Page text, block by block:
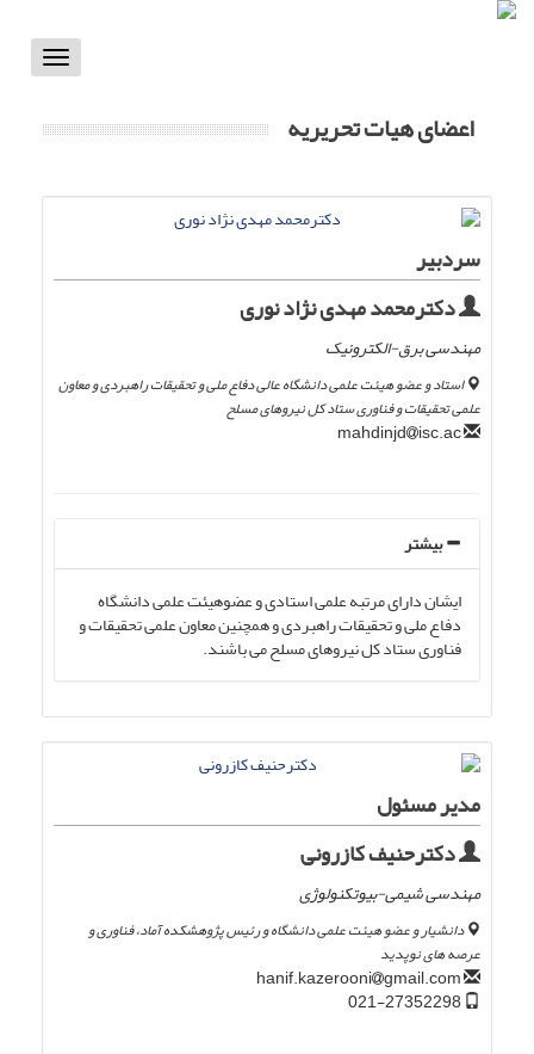
Toggle
اعضای هیات تحریریه
سردبیر
دکترمحمد مهدی نژاد نوری
مهندسی برق-الکترونیک
استاد و عضو هیئت علمی دانشگاه عالی دفاع ملی و تحقیقات راهبردی و معاون
علمی تحقیقات و فناوری ستاد کل نیروهای مسلح
isc.ac
بیشتر
ایشان دارای مرتبه علمی استادی و عضوهیئت علمی دانشگاه
دفاع ملی و تحقیقات راهبردی و همچنین معاون علمی تحقیقات و
فناوری ستاد کل نیروهای مسلح می باشند.
مدیر مسئول
دکترحنیف کازرونی
مهندسی شیمی-بیوتکنولوژی
دانشیار و عضو هیئت علمی دانشگاه و رئیس پژوهشکده آماد، فناوری و
عرصه های نوپدید
gmail.com